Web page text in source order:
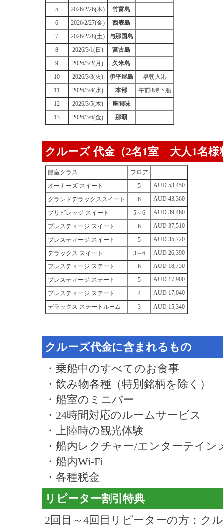
5
2026/2/26(木)
竹富島
6
2026/2/27(金)
西表島
7
2026/2/28(土)
与那国島
8
2026/3/1(日)
宮古島
9
2026/3/2(月)
久米島
10
2026/3/3(火) 伊平屋島
早朝入港
11
2026/3/4(水) 本部
午前8時下船
12
2026/3/5(木)
座間味
13
2026/3/6(金) 那覇
クルーズ 代金（2名1室 大人1名
船室クラス
フロア
オーナーズ スイート
5
AUD 53,450
グランドデラックススイート
6
AUD 43,360
プリビレッジ スイート
5～6
AUD 39,460
プレスティージ スイート
6
AUD 37,510
プレスティージ スイート
5
AUD 35,720
デラックス スイート
3～6
AUD 26,390
プレスティージ ステート
6
AUD 18,750
プレスティージ ステート
5
AUD 17,900
プレスティージ ステート
4
AUD 17,040
デラックス ステートルーム
3 AUD 15,340
クルーズ代金に含まれるもの
・乗船中のすべてのお食事
・飲み物各種（特別銘柄を除く）
・船室のミニバー
・24時間対応のルームサービス
・上陸時の観光体験
・船内レクチャー/エンターテイン
・船内Wi-Fi
・各種税金
リピーター割引特典
2回目～4回目リピーターの方：ク